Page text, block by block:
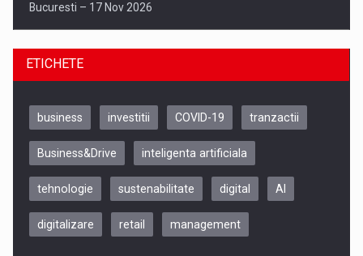
Bucuresti – 17 Nov 2026
Be Inspired. Make it Happen!, CLUJ, 9 Decembrie
ETICHETE
business investitii COVID-19 tranzactii
Business&Drive inteligenta artificiala
tehnologie sustenabilitate digital AI
digitalizare retail management